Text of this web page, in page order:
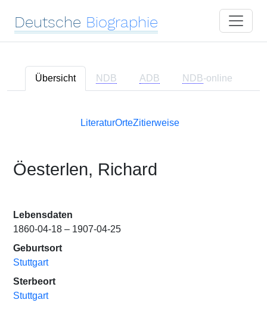
Deutsche Biographie
Übersicht NDB ADB NDB-online
LiteraturOrteZitierweise
Öesterlen, Richard
Lebensdaten
1860-04-18 – 1907-04-25
Geburtsort
Stuttgart
Sterbeort
Stuttgart